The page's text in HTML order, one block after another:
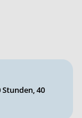
Stunden, 40